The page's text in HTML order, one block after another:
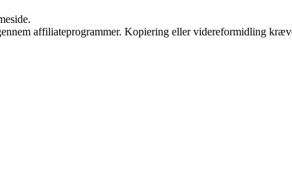
affiliateprogrammer. Kopiering eller videreformidling